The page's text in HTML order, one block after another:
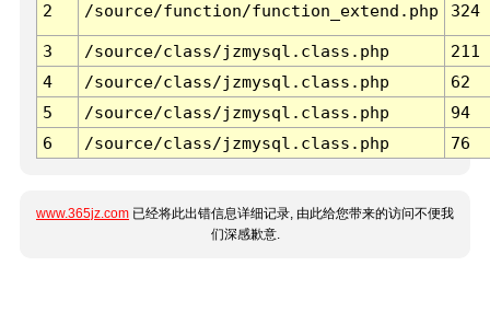
2 /source/function/function_extend.php 324
3 /source/class/jzmysql.class.php
211
4
/source/class/jzmysql.class.php
62
5
/source/class/jzmysql.class.php
94
6
/source/class/jzmysql.class.php 76
www.365jz.com 已经将此出错信息详细记录, 由此给您带来的访问不便我
们深感歉意.